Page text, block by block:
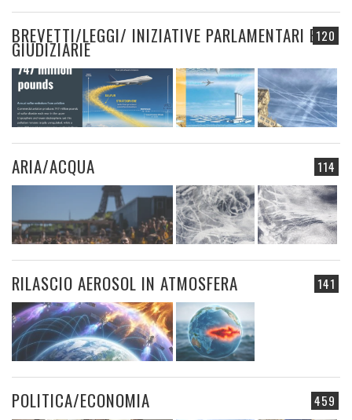
120
BREVETTI/LEGGI/ INIZIATIVE PARLAMENTARI E
GIUDIZIARIE
114
ARIA/ACQUA
141
RILASCIO AEROSOL IN ATMOSFERA
459
POLITICA/ECONOMIA